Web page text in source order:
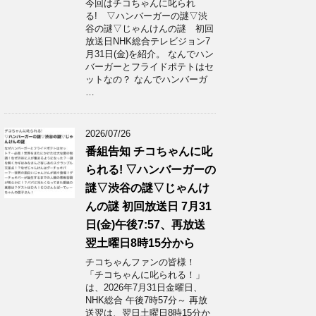
今回はチコちゃんに叱られ
る! ▽ハンバーガーの謎▽渋
谷の謎▽じゃんけんの謎 初回
放送日NHK総合テレビジョン7
月31日(金)を紹介。 なんでハン
バーガーとフライドポテトはセ
ットなの？ なんでハンバーガ
…
2026/07/26
番組告知 チコちゃんに叱
られる! ▽ハンバーガーの
謎▽渋谷の謎▽じゃんけ
んの謎 初回放送日 7月31
日(金)午後7:57、再放送
翌土曜日8時15分から
チコちゃんファンの皆様！
「チコちゃんに叱られる！」​
は、2026年7月31日金曜日、
NHK総合 午後7時57分～ 再放
送翌は、翌日土曜日8時15分か